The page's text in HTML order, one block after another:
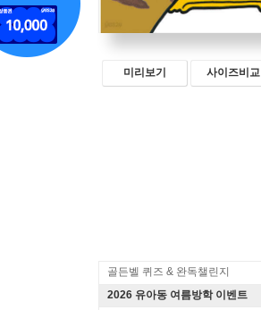
미리보기 사이즈비교
골든벨 퀴즈 & 완독챌린지
2026 유아동 여름방학 이벤트